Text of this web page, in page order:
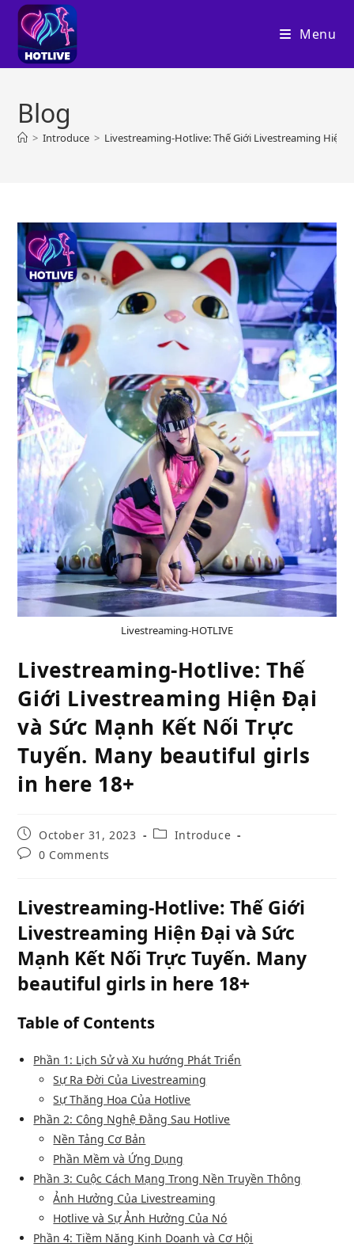
Skip
content
Menu
Blog
> Introduce > Livestreaming-Hotlive: Thế Giới Livestreaming Hiện
Livestreaming-HOTLIVE
Livestreaming-Hotlive: Thế
Giới Livestreaming Hiện Đại
và Sức Mạnh Kết Nối Trực
Tuyến. Many beautiful girls
in here 18+
Post
published:
October 31, 2023
PostIntroduce
Post0 Comments
Livestreaming-Hotlive: Thế Giới
Livestreaming Hiện Đại và Sức
Mạnh Kết Nối Trực Tuyến. Many
beautiful girls in here 18+
Table of Contents
Phần 1: Lịch Sử và Xu hướng Phát Triển
Sự Ra Đời Của Livestreaming
Sự Thăng Hoa Của Hotlive
Phần 2: Công Nghệ Đằng Sau Hotlive
Nền Tảng Cơ Bản
Phần Mềm và Ứng Dụng
Phần 3: Cuộc Cách Mạng Trong Nền Truyền Thông
Ảnh Hưởng Của Livestreaming
Hotlive và Sự Ảnh Hưởng Của Nó
Phần 4: Tiềm Năng Kinh Doanh và Cơ Hội